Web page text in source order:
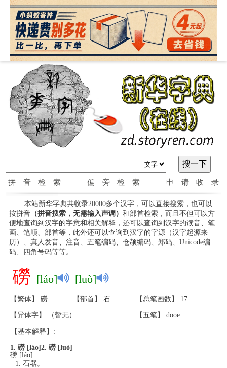
拼音检索 偏旁检索 申请收录
本站新华字典共收录20000多个汉字，可以直接搜索，也可以
按拼音（拼音搜索，无需输入声调） 和部首检索，而且不但可以方
便地查询到汉字的字意和相关解释，还可以查询到汉字的读音、笔
画、笔顺、部首等，此外还可以查询到汉字的字源（汉字起源来
历）、真人发音、注音、五笔编码、仓颉编码、郑码、Unicode编
码、四角号码等等。
磱 [láo] [luò]
【繁体】:磱 【部首】:石 【总笔画数】:17
【异体字】:（暂无） 【五笔】:dooe
【基本解释】:
1. 磱 [láo] 2. 磱 [luò]
磱 [láo]
石器。